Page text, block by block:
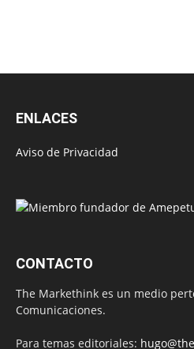
ENLACES
Aviso de Privacidad
CONTACTO
The Markethink es un medio
Comunicaciones.
Para temas editoriales: